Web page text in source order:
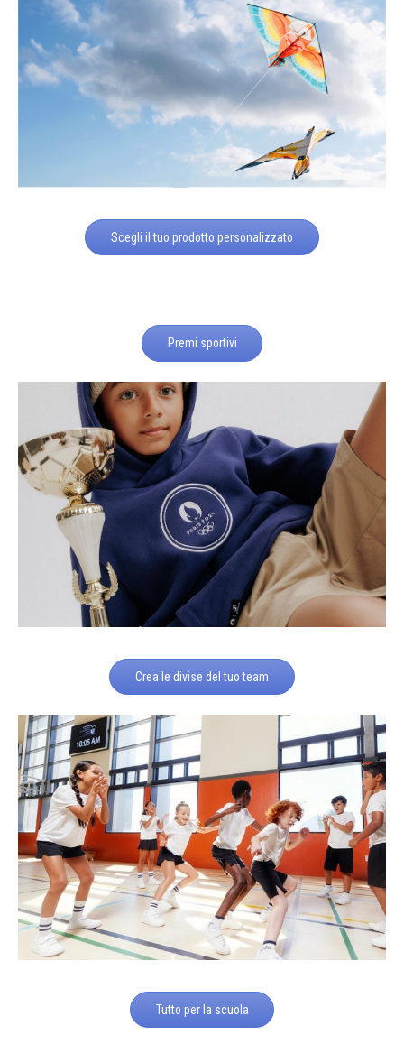
Scegli il tuo prodotto personalizzato
Premi sportivi
Crea le divise del tuo team
Tutto per la scuola